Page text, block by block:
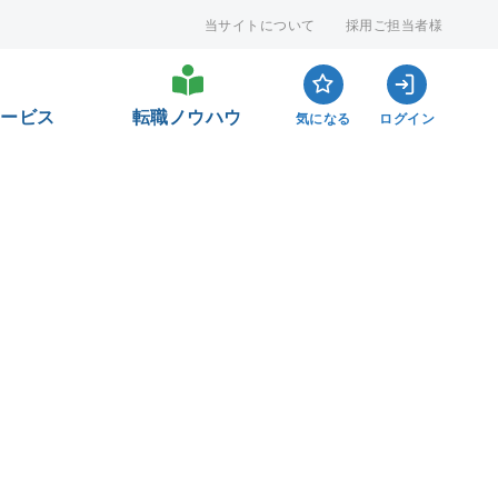
当サイトについて 採用ご担当者様
ビス 転職ノウハウ 気になる ログイン